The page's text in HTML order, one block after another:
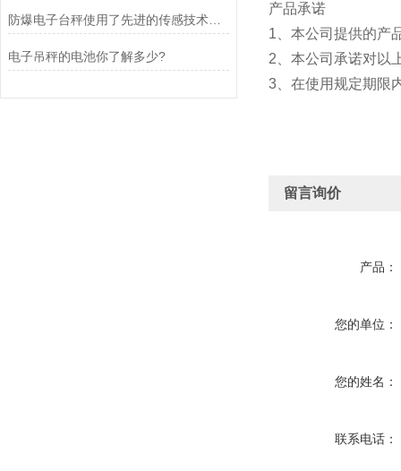
防爆电子台秤使用了先进的传感技术和数据处理算法
电子吊秤的电池你了解多少?
产品承诺
1、本公司提供的产
2、本公司承诺对以
3、在使用规定期限
留言询价
产品：
您的单位：
您的姓名：
联系电话：